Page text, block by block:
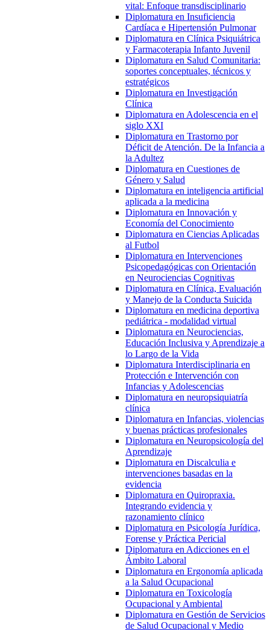
vital: Enfoque transdisciplinario
Diplomatura en Insuficiencia
Cardíaca e Hipertensión Pulmonar
Diplomatura en Clínica Psiquiátrica
y Farmacoterapia Infanto Juvenil
Diplomatura en Salud Comunitaria:
soportes conceptuales, técnicos y
estratégicos
Diplomatura en Investigación
Clínica
Diplomatura en Adolescencia en el
siglo XXI
Diplomatura en Trastorno por
Déficit de Atención. De la Infancia a
la Adultez
Diplomatura en Cuestiones de
Género y Salud
Diplomatura en inteligencia artificial
aplicada a la medicina
Diplomatura en Innovación y
Economía del Conocimiento
Diplomatura en Ciencias Aplicadas
al Futbol
Diplomatura en Intervenciones
Psicopedagógicas con Orientación
en Neurociencias Cognitivas
Diplomatura en Clínica, Evaluación
y Manejo de la Conducta Suicida
Diplomatura en medicina deportiva
pediátrica - modalidad virtual
Diplomatura en Neurociencias,
Educación Inclusiva y Aprendizaje a
lo Largo de la Vida
Diplomatura Interdisciplinaria en
Protección e Intervención con
Infancias y Adolescencias
Diplomatura en neuropsiquiatría
clínica
Diplomatura en Infancias, violencias
y buenas prácticas profesionales
Diplomatura en Neuropsicología del
Aprendizaje
Diplomatura en Discalculia e
intervenciones basadas en la
evidencia
Diplomatura en Quiropraxia.
Integrando evidencia y
razonamiento clínico
Diplomatura en Psicología Jurídica,
Forense y Práctica Pericial
Diplomatura en Adicciones en el
Ámbito Laboral
Diplomatura en Ergonomía aplicada
a la Salud Ocupacional
Diplomatura en Toxicología
Ocupacional y Ambiental
Diplomatura en Gestión de Servicios
de Salud Ocupacional y Medio